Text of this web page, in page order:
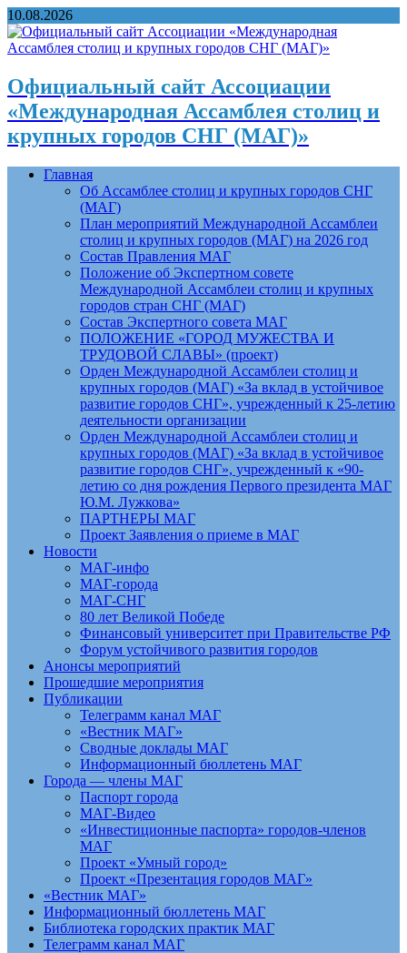
10.08.2026
Официальный сайт Ассоциации
«Международная Ассамблея столиц и
крупных городов СНГ (МАГ)»
Главная
Об Ассамблее столиц и крупных городов СНГ
(МАГ)
План мероприятий Международной Ассамблеи
столиц и крупных городов (МАГ) на 2026 год
Состав Правления МАГ
Положение об Экспертном совете
Международной Ассамблеи столиц и крупных
городов стран СНГ (МАГ)
Состав Экспертного совета МАГ
ПОЛОЖЕНИЕ «ГОРОД МУЖЕСТВА И
ТРУДОВОЙ СЛАВЫ» (проект)
Орден Международной Ассамблеи столиц и
крупных городов (МАГ) «За вклад в устойчивое
развитие городов СНГ», учрежденный к 25-летию
деятельности организации
Орден Международной Ассамблеи столиц и
крупных городов (МАГ) «За вклад в устойчивое
развитие городов СНГ», учрежденный к «90-
летию со дня рождения Первого президента МАГ
Ю.М. Лужкова»
ПАРТНЕРЫ МАГ
Проект Заявления о приеме в МАГ
Новости
МАГ-инфо
МАГ-города
МАГ-СНГ
80 лет Великой Победе
Финансовый университет при Правительстве РФ
Форум устойчивого развития городов
Анонсы мероприятий
Прошедшие мероприятия
Публикации
Телеграмм канал МАГ
«Вестник МАГ»
Сводные доклады МАГ
Информационный бюллетень МАГ
Города — члены МАГ
Паспорт города
МАГ-Видео
«Инвестиционные паспорта» городов-членов
МАГ
Проект «Умный город»
Проект «Презентация городов МАГ»
«Вестник МАГ»
Информационный бюллетень МАГ
Библиотека городских практик МАГ
Телеграмм канал МАГ